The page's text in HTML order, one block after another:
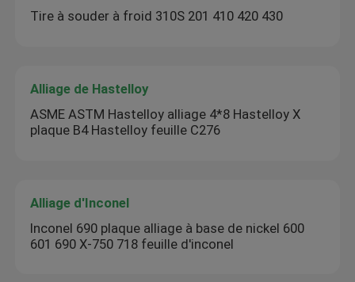
Tire à souder à froid 310S 201 410 420 430
Alliage de Hastelloy
ASME ASTM Hastelloy alliage 4*8 Hastelloy X
plaque B4 Hastelloy feuille C276
Alliage d'Inconel
Inconel 690 plaque alliage à base de nickel 600
601 690 X-750 718 feuille d'inconel